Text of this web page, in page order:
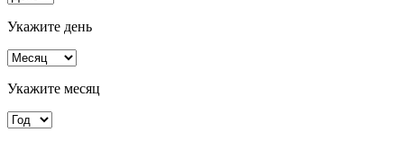
Укажите день
Укажите месяц